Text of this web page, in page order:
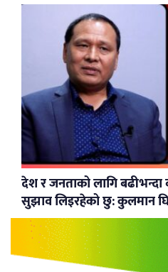
देश र जनताको लागि
सुझाव लिइरहेको छु: कुलमान